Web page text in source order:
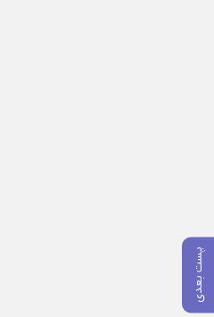
پست بعدی